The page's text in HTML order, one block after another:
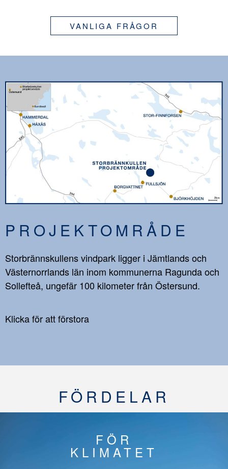
VANLIGA FRÅGOR
PROJEKTOMRÅDE
Storbrännskullens vindpark ligger i Jämtlands och
Västernorrlands län inom kommunerna Ragunda och
Sollefteå, ungefär 100 kilometer från Östersund.
Klicka för att förstora
FÖRDELAR
FÖR
KLIMATET